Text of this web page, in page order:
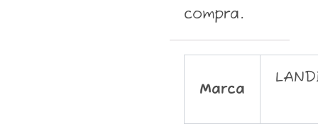
compra.
Marca